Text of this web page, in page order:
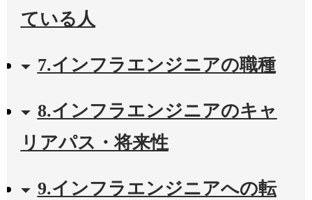
ている人
7.インフラエンジニアの職種
8.インフラエンジニアのキャ
リアパス・将来性
9.インフラエンジニアへの転